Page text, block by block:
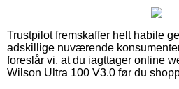
Trustpilot fremskaffer helt habile
adskillige nuværende
foreslår vi, at du iagttager online
Wilson Ultra 100 V3.0 før du